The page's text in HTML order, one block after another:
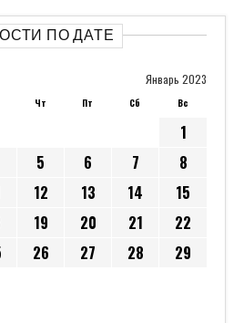
ПО ДАТЕ
Январь 2023
Чт Пт Сб Вс
1
5 6 7
8
12 13 14
15
19 20 21
22
26 27 28
29